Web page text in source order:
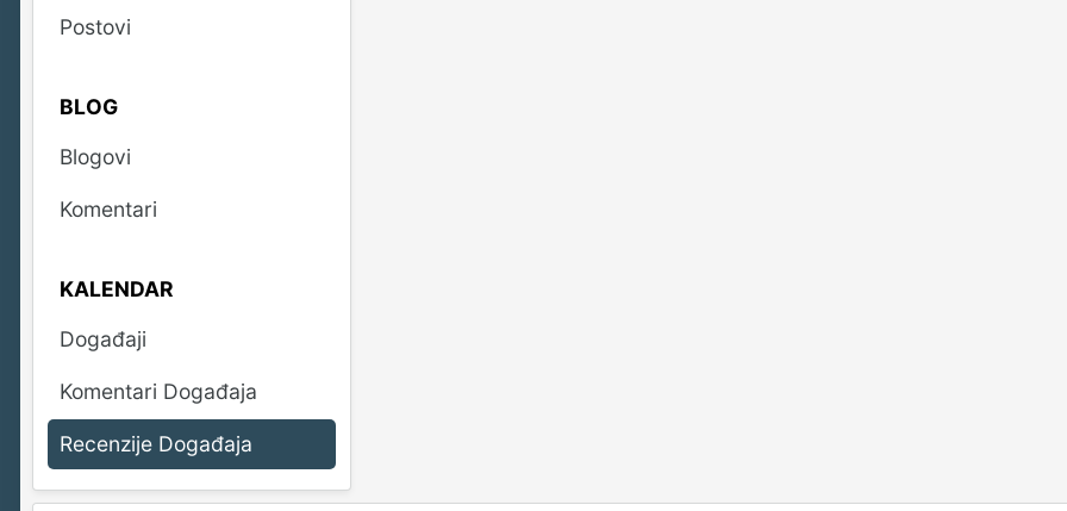
Postovi
BLOG
Blogovi
Komentari
KALENDAR
Događaji
Komentari Događaja
Recenzije Događaja